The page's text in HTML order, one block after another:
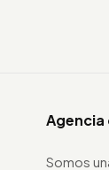
Somos